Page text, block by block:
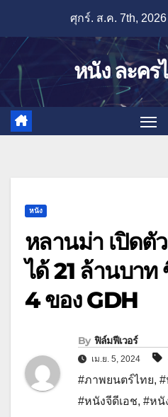
content
ศุกร์. ส.ค. 7th, 2026
หนัง ละคร
หนัง
หลานม่า เปิดตั
ได้ 21 ล้านบา
4 ของ GDH
By ฟิล์มฟีเวอร์
เม.ย. 5, 2024
#ภาพยนตร์ไทย,
#หนังจีดีเอช, #หนั